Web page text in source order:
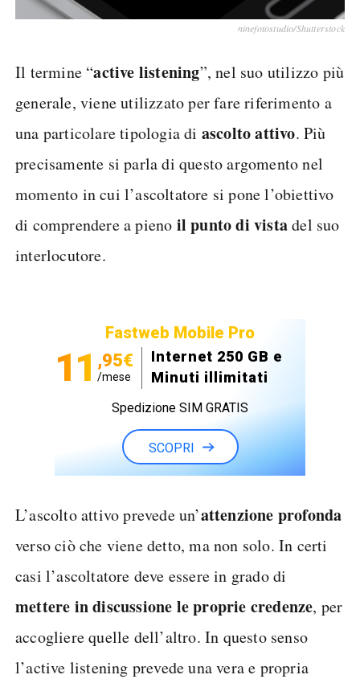
ninefotostudio/Shutterstock
Il termine “active listening”, nel suo utilizzo più
generale, viene utilizzato per fare riferimento a
una particolare tipologia di ascolto attivo. Più
precisamente si parla di questo argomento nel
momento in cui l’ascoltatore si pone l’obiettivo
di comprendere a pieno il punto di vistadel suo
interlocutore.
Fastweb Mobile Pro
11 ,95€
/mese
Internet 250 GB e
Minuti illimitati
Spedizione SIM GRATIS
SCOPRI
L’ascolto attivo prevede un’attenzione profonda
verso ciò che viene detto, ma non solo. In certi
casi l’ascoltatore deve essere in grado di
mettere in discussione le proprie credenze, per
accogliere quelle dell’altro. In questo senso
l’active listening prevede una vera e propria